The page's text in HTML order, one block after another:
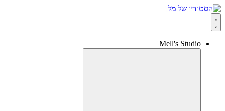
Mell's Studio